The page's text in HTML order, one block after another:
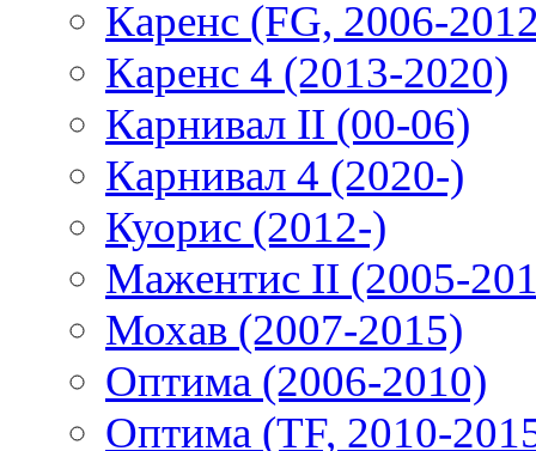
Каренс (FG, 2006-
Каренс 4 (2013-2020)
Карнивал II (00-06)
Карнивал 4 (2020-)
Куорис (2012-)
Мажентис II (2005-
Мохав (2007-2015)
Оптима (2006-2010)
Оптима (TF, 2010-